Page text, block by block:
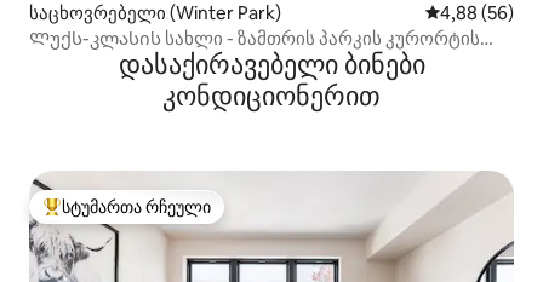
საცხოვრებელი (Winter Park) საშუალო
4,88 (56)
Ლუქს-კლასის სახლი - ზამთრის პარკის კურორტის
ხედები ჰიდრომასაჟიანი აუზით
დასაქირავებელი ბინები
კონდიციონერით
სტუმართა რჩეული მოწინავე ვარიანტი
სტუმართა რჩეული